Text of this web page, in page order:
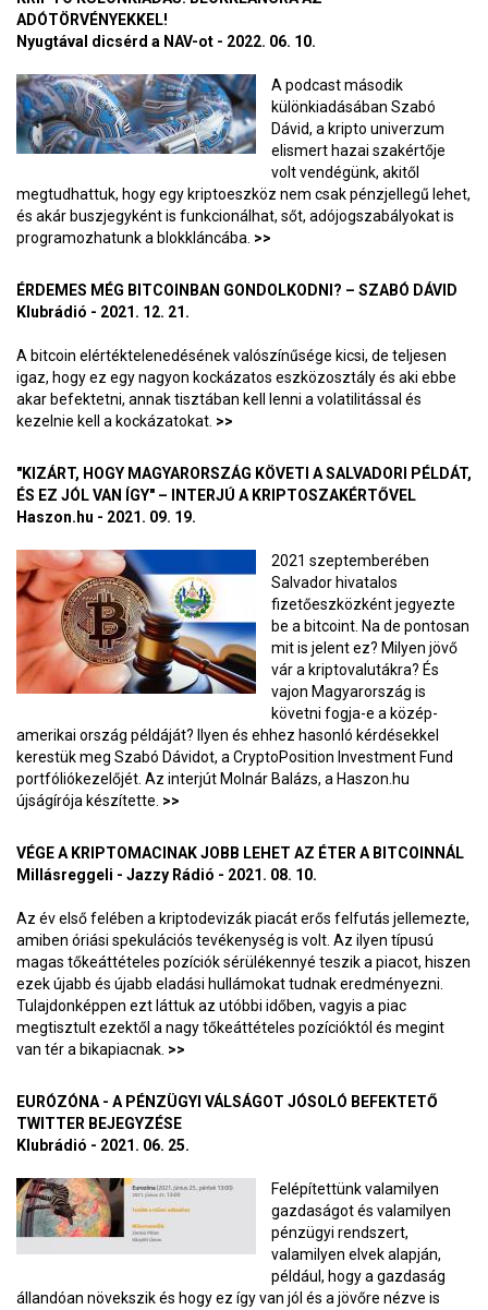
ADÓTÖRVÉNYEKKEL!
Nyugtával dicsérd a NAV-ot - 2022. 06. 10.
A podcast második
különkiadásában Szabó
Dávid, a kripto univerzum
elismert hazai szakértője
volt vendégünk, akitől
megtudhattuk, hogy egy kriptoeszköz nem csak pénzjellegű lehet,
és akár buszjegyként is funkcionálhat, sőt, adójogszabályokat is
programozhatunk a blokkláncába. >>
ÉRDEMES MÉG BITCOINBAN GONDOLKODNI? – SZABÓ DÁVID
Klubrádió - 2021. 12. 21.
A bitcoin elértéktelenedésének valószínűsége kicsi, de teljesen
igaz, hogy ez egy nagyon kockázatos eszközosztály és aki ebbe
akar befektetni, annak tisztában kell lenni a volatilitással és
kezelnie kell a kockázatokat. >>
"KIZÁRT, HOGY MAGYARORSZÁG KÖVETI A SALVADORI PÉLDÁT,
ÉS EZ JÓL VAN ÍGY" – INTERJÚ A KRIPTOSZAKÉRTŐVEL
Haszon.hu - 2021. 09. 19.
2021 szeptemberében
Salvador hivatalos
fizetőeszközként jegyezte
be a bitcoint. Na de pontosan
mit is jelent ez? Milyen jövő
vár a kriptovalutákra? És
vajon Magyarország is
követni fogja-e a közép-
amerikai ország példáját? Ilyen és ehhez hasonló kérdésekkel
kerestük meg Szabó Dávidot, a CryptoPosition Investment Fund
portfóliókezelőjét. Az interjút Molnár Balázs, a Haszon.hu
újságírója készítette. >>
VÉGE A KRIPTOMACINAK JOBB LEHET AZ ÉTER A BITCOINNÁL
Millásreggeli - Jazzy Rádió - 2021. 08. 10.
Az év első felében a kriptodevizák piacát erős felfutás jellemezte,
amiben óriási spekulációs tevékenység is volt. Az ilyen típusú
magas tőkeáttételes pozíciók sérülékennyé teszik a piacot, hiszen
ezek újabb és újabb eladási hullámokat tudnak eredményezni.
Tulajdonképpen ezt láttuk az utóbbi időben, vagyis a piac
megtisztult ezektől a nagy tőkeáttételes pozícióktól és megint
van tér a bikapiacnak. >>
EURÓZÓNA - A PÉNZÜGYI VÁLSÁGOT JÓSOLÓ BEFEKTETŐ
TWITTER BEJEGYZÉSE
Klubrádió - 2021. 06. 25.
Felépítettünk valamilyen
gazdaságot és valamilyen
pénzügyi rendszert,
valamilyen elvek alapján,
például, hogy a gazdaság
állandóan növekszik és hogy ez így van jól és a jövőre nézve is